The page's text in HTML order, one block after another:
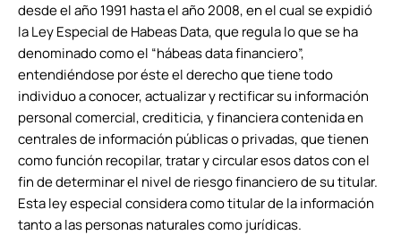
desde el año 1991 hasta el año 2008, en el cual se expidió
la Ley Especial de Habeas Data, que regula lo que se ha
denominado como el “hábeas data financiero”,
entendiéndose por éste el derecho que tiene todo
individuo a conocer, actualizar y rectificar su información
personal comercial, crediticia, y financiera contenida en
centrales de información públicas o privadas, que tienen
como función recopilar, tratar y circular esos datos con el
fin de determinar el nivel de riesgo financiero de su titular.
Esta ley especial considera como titular de la información
tanto a las personas naturales como jurídicas.